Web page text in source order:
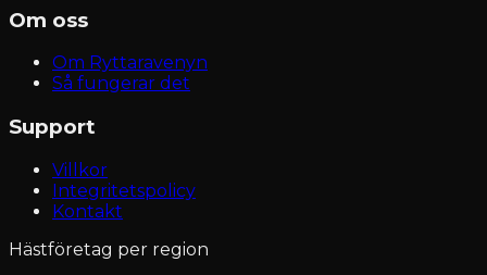
Om oss
Om Ryttaravenyn
Så fungerar det
Support
Villkor
Integritetspolicy
Kontakt
Hästföretag per region